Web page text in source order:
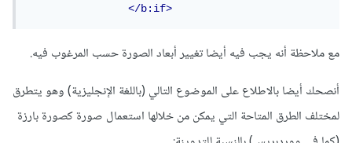
</b:if>
مع ملاحظة أنه يجب فيه أيضا تغيير أبعاد الصورة حسب المرغوب فيه.
أنصحك أيضا بالاطلاع على الموضوع التالي (باللغة الإنجليزية) وهو يتطرق
لمختلف الطرق المتاحة التي يمكن من خلالها استعمال صورة كصورة بارزة